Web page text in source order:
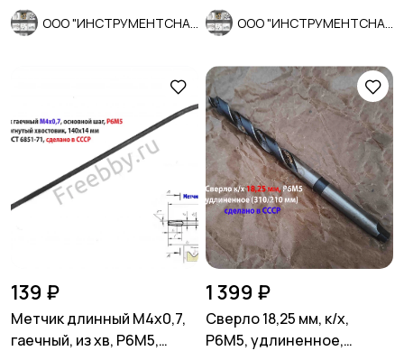
139 ₽
Метчик длинный М4х0,7,
гаечный, из хв, Р6М5,
1 399 ₽
Сверло 18,25 мм, к/х,
Р6М5, удлиненное,